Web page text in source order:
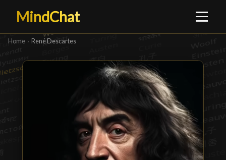
MindChat
Home › René Descartes